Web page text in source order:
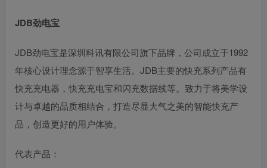
JDB劲电宝
JDB劲电宝是深圳科讯有限公司旗下品牌，公司成立于1992
年核心设计理念源于智享生活。JDB主要的快充系列产品有
快充充电器，快充充电宝和闪充数据线等。致力于将美学设
计与卓越的品质相结合，打造尽显大气之美的智能快充产
品，创造更好的用户体验。
代表产品：